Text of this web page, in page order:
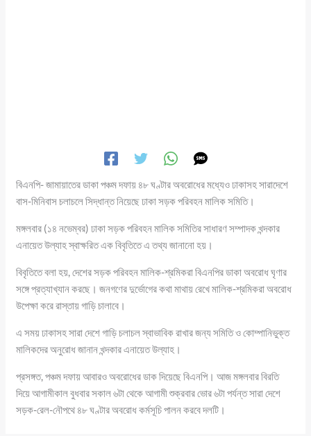
বিএনপি- জামায়াতের ডাকা পঞ্চম দফায় ৪৮ ঘণ্টার অবরোধের মধ্যেও ঢাকাসহ সারাদেশে
বাস-মিনিবাস চলাচলে সিদ্ধান্ত নিয়েছে ঢাকা সড়ক পরিবহন মালিক সমিতি।
মঙ্গলবার (১৪ নভেম্বর) ঢাকা সড়ক পরিবহন মালিক সমিতির সাধারণ সম্পাদক খন্দকার
এনায়েত উল্যাহ স্বাক্ষরিত এক বিবৃতিতে এ তথ্য জানানো হয়।
বিবৃতিতে বলা হয়, দেশের সড়ক পরিবহন মালিক-শ্রমিকরা বিএনপির ডাকা অবরোধ ঘৃণার
সঙ্গে প্রত্যাখ্যান করছে। জনগণের দুর্ভোগের কথা মাথায় রেখে মালিক-শ্রমিকরা অবরোধ
উপেক্ষা করে রাস্তায় গাড়ি চালাবে।
এ সময় ঢাকাসহ সারা দেশে গাড়ি চলাচল স্বাভাবিক রাখার জন্য সমিতি ও কোম্পানিভুক্ত
মালিকদের অনুরোধ জানান খন্দকার এনায়েত উল্যাহ।
প্রসঙ্গত, পঞ্চম দফায় আবারও অবরোধের ডাক দিয়েছে বিএনপি। আজ মঙ্গলবার বিরতি
দিয়ে আগামীকাল বুধবার সকাল ৬টা থেকে আগামী শুক্রবার ভোর ৬টা পর্যন্ত সারা দেশে
সড়ক-রেল-নৌপথে ৪৮ ঘণ্টার অবরোধ কর্মসূচি পালন করবে দলটি।